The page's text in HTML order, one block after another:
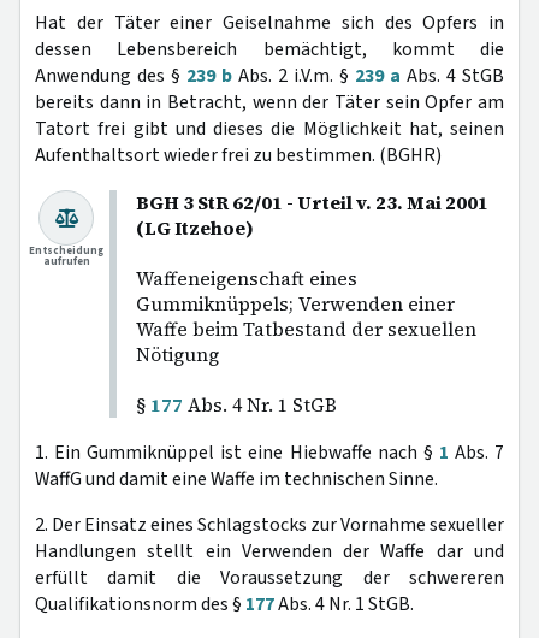
Hat der Täter einer Geiselnahme sich des Opfers in
dessen Lebensbereich bemächtigt, kommt die
Anwendung des § 239 b Abs. 2 i.V.m. § 239 a Abs. 4 StGB
bereits dann in Betracht, wenn der Täter sein Opfer am
Tatort frei gibt und dieses die Möglichkeit hat, seinen
Aufenthaltsort wieder frei zu bestimmen. (BGHR)
BGH 3 StR 62/01 - Urteil v. 23. Mai 2001
(LG Itzehoe)
Waffeneigenschaft eines
Gummiknüppels; Verwenden einer
Waffe beim Tatbestand der sexuellen
Nötigung
§ 177 Abs. 4 Nr. 1 StGB
Entscheidung
aufrufen
1. Ein Gummiknüppel ist eine Hiebwaffe nach § 1 Abs. 7
WaffG und damit eine Waffe im technischen Sinne.
2. Der Einsatz eines Schlagstocks zur Vornahme sexueller
Handlungen stellt ein Verwenden der Waffe dar und
erfüllt damit die Voraussetzung der schwereren
Qualifikationsnorm des § 177Abs. 4 Nr. 1 StGB.